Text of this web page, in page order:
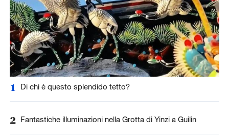
1 Di chi è questo splendido tetto?
2 Fantastiche illuminazioni nella Grotta di Yinzi a Guilin